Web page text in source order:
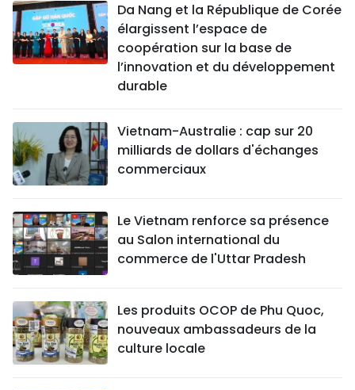
Da Nang et la République de Corée
élargissent l’espace de
coopération sur la base de
l’innovation et du développement
durable
Vietnam-Australie : cap sur 20
milliards de dollars d'échanges
commerciaux
Le Vietnam renforce sa présence
au Salon international du
commerce de l'Uttar Pradesh
Les produits OCOP de Phu Quoc,
nouveaux ambassadeurs de la
culture locale